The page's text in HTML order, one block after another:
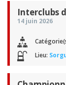
Interclubs
14 juin 2026
Lieu: